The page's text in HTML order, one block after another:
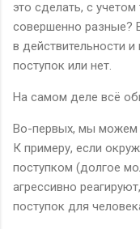
это сделать, с
совершенно разные?
в действительности
поступок или нет.
На самом деле всё
Во-первых, мы можем
К примеру, если
поступком (долгое
агрессивно
поступок для